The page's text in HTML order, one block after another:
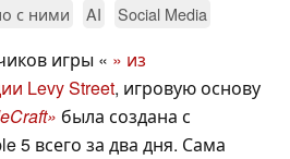
с ними AI Social Media
игры « » из
Levy Street, игровую основу
была создана с
5 всего за два дня. Сама